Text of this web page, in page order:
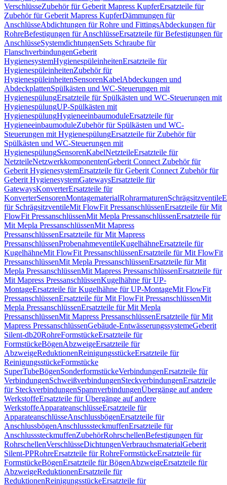
VerschlüsseZubehör für Geberit Mapress KupferErsatzteile für
Zubehör für Geberit Mapress KupferDämmungen für
AnschlüsseAbdichtungen für Rohre und FittingsAbdeckungen für
RohreBefestigungen für AnschlüsseErsatzteile für Befestigungen für
AnschlüsseSystemdichtungenSets Schraube für
FlanschverbindungenGeberit
HygienesystemHygienespüleinheitenErsatzteile für
HygienespüleinheitenZubehör für
HygienespüleinheitenSensorenKabelAbdeckungen und
AbdeckplattenSpülkästen und WC-Steuerungen mit
HygienespülungErsatzteile für Spülkästen und WC-Steuerungen mit
HygienespülungUP-Spülkästen mit
HygienespülungHygieneeinbaumoduleErsatzteile für
HygieneeinbaumoduleZubehör für Spülkästen und WC-
Steuerungen mit HygienespülungErsatzteile für Zubehör für
Spülkästen und WC-Steuerungen mit
HygienespülungSensorenKabelNetzteileErsatzteile für
NetzteileNetzwerkkomponentenGeberit Connect Zubehör für
Geberit HygienesystemErsatzteile für Geberit Connect Zubehör für
Geberit HygienesystemGatewaysErsatzteile für
GatewaysKonverterErsatzteile für
KonverterSensorenMontagematerialRohrarmaturenSchrägsitzventile
für SchrägsitzventileMit FlowFit PressanschlüssenErsatzteile für Mit
FlowFit PressanschlüssenMit Mepla PressanschlüssenErsatzteile für
Mit Mepla PressanschlüssenMit Mapress
PressanschlüssenErsatzteile für Mit Mapress
PressanschlüssenProbenahmeventileKugelhähneErsatzteile für
KugelhähneMit FlowFit PressanschlüssenErsatzteile für Mit FlowFit
PressanschlüssenMit Mepla PressanschlüssenErsatzteile für Mit
Mepla PressanschlüssenMit Mapress PressanschlüssenErsatzteile für
Mit Mapress PressanschlüssenKugelhähne für UP-
MontageErsatzteile für Kugelhähne für UP-MontageMit FlowFit
PressanschlüssenErsatzteile für Mit FlowFit PressanschlüssenMit
Mepla PressanschlüssenErsatzteile für Mit Mepla
PressanschlüssenMit Mapress PressanschlüssenErsatzteile für Mit
Mapress PressanschlüssenGebäude-EntwässerungssystemeGeberit
Silent-db20RohreFormstückeErsatzteile für
FormstückeBögenAbzweigeErsatzteile für
AbzweigeReduktionenReinigungsstückeErsatzteile für
ReinigungsstückeFormstücke
SuperTubeBögenSonderformstückeVerbindungenErsatzteile für
VerbindungenSchweißverbindungenSteckverbindungenErsatzteile
für SteckverbindungenSpannverbindungenÜbergänge auf andere
WerkstoffeErsatzteile für Übergänge auf andere
WerkstoffeApparateanschlüsseErsatzteile für
ApparateanschlüsseAnschlussbögenErsatzteile für
AnschlussbögenAnschlusssteckmuffenErsatzteile für
AnschlusssteckmuffenZubehörRohrschellenBefestigungen für
RohrschellenVerschlüsseDichtungenVerbrauchsmaterialGeberit
Silent-PPRohreErsatzteile für RohreFormstückeErsatzteile für
FormstückeBögenErsatzteile für BögenAbzweigeErsatzteile für
AbzweigeReduktionenErsatzteile für
ReduktionenReinigungsstückeErsatzteile für